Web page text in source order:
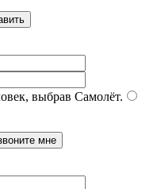
выбрав Самолёт.